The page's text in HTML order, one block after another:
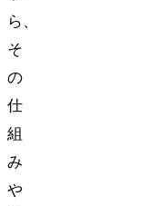
ら、
そ
の
仕
組
み
や